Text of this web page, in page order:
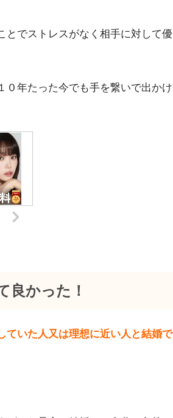
とでストレスがなく相手に対して優
０年たった今でも手を繋いで出かけ
良かった！
ていた人又は理想に近い人と結婚で